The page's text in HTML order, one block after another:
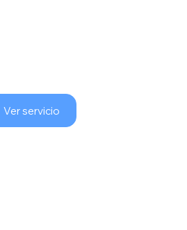
Ver servicio